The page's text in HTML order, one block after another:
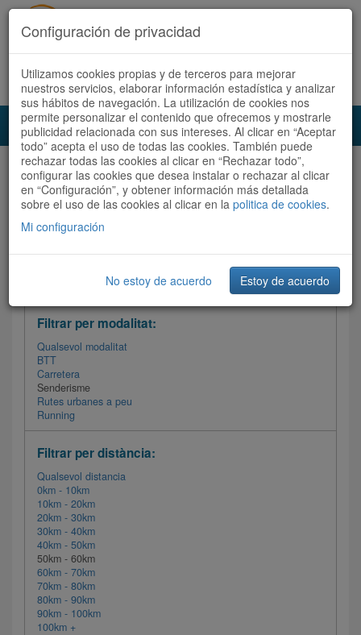
Accedeix Registra't ara Español Català
Audioruta Totes les rutes
Totes les rutes Ordenar per: Més recents / Dificultat
Filtrar les rutes
Filtrar per modalitat:
Qualsevol modalitat
BTT
Carretera
Senderisme
Rutes urbanes a peu
Running
Filtrar per distància:
Qualsevol distancia
0km - 10km
10km - 20km
20km - 30km
30km - 40km
40km - 50km
50km - 60km
60km - 70km
70km - 80km
80km - 90km
90km - 100km
100km +
Configuración de privacidad
Utilizamos cookies propias y de terceros para mejorar
nuestros servicios, elaborar información estadística y analizar
sus hábitos de navegación. La utilización de cookies nos
permite personalizar el contenido que ofrecemos y mostrarle
publicidad relacionada con sus intereses. Al clicar en “Aceptar
todo” acepta el uso de todas las cookies. También puede
rechazar todas las cookies al clicar en “Rechazar todo”,
configurar las cookies que desea instalar o rechazar al clicar
en “Configuración”, y obtener información más detallada
sobre el uso de las cookies al clicar en la politica de cookies.
Mi configuración
No estoy de acuerdo Estoy de acuerdo